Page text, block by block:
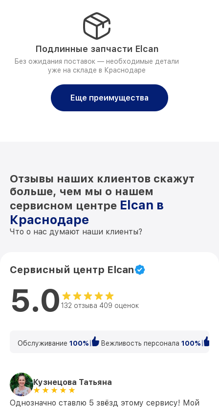
Подлинные запчасти Elcan
Без ожидания поставок — необходимые детали
уже на складе в Краснодаре
Еще преимущества
Отзывы наших клиентов скажут
больше, чем мы о нашем
сервисном центре Elcan в
Краснодаре
Что о нас думают наши клиенты?
Сервисный центр Elcan
5.0 132 отзыва 409 оценок
Обслуживание 100% Вежливость персонала 100%
Кузнецова Татьяна
Однозначно ставлю 5 звёзд этому сервису! Мой